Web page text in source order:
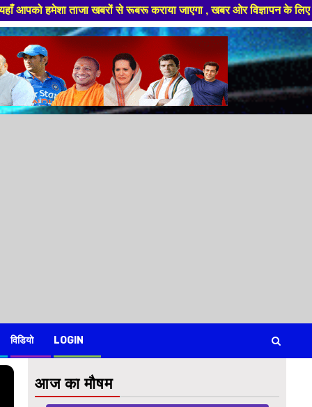
खबरों से रूबरू कराया जाएगा , खबर ओर विज्ञापन के लिए संपर्क करे
विडियो LOGIN
आज का मौषम